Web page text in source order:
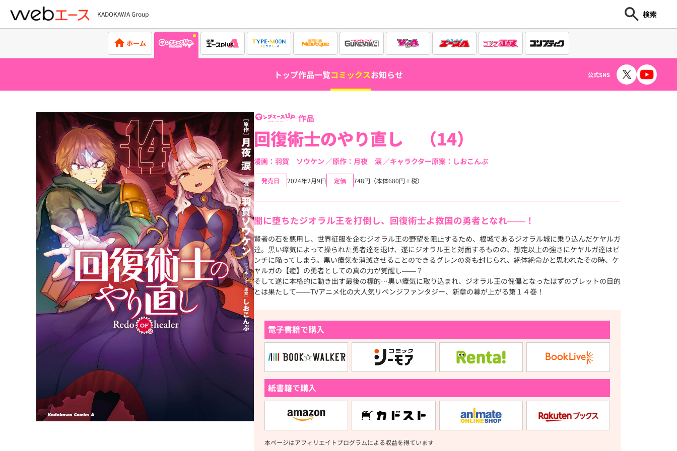
webエース
KADOKAWA Group 検索
ホーム
トップ作品一覧コミックスお知らせ 公式SNS
作品
回復術士のやり直し （14）
漫画：羽賀 ソウケン 原作：月夜 涙 キャラクター原案：しおこんぶ
発売日 2024年2月9日 定価 748円（本体680円＋税）
闇に堕ちたジオラル王を打倒し、回復術士よ救国の勇者となれ――！
賢者の石を悪用し、世界征服を企むジオラル王の野望を阻止するため、根城であるジオラル城に乗り込んだケヤルガ
達。黒い瘴気によって操られた勇者達を退け、遂にジオラル王と対面するものの、想定以上の強さにケヤルガ達はピ
ンチに陥ってしまう。黒い瘴気を消滅させることのできるグレンの炎も封じられ、絶体絶命かと思われたその時、ケ
ヤルガの【癒】の勇者としての真の力が覚醒し――？
そして遂に本格的に動き出す最後の標的…黒い瘴気に取り込まれ、ジオラル王の傀儡となったはずのブレットの目的
とは果たして――TVアニメ化の大人気リベンジファンタジー、新章の幕が上がる第１４巻！
電子書籍で購入
紙書籍で購入
本ページはアフィリエイトプログラムによる収益を得ています